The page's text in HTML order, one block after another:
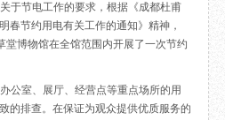
创馆 景点 正门
大廨
于节电工作的要求，根据《成都杜甫
春节约用电有关工作的通知》精神，
博物馆在全馆范围内开展了一次节约
公室、展厅、经营点等重点场所的用
的排查。在保证为观众提供优质服务的